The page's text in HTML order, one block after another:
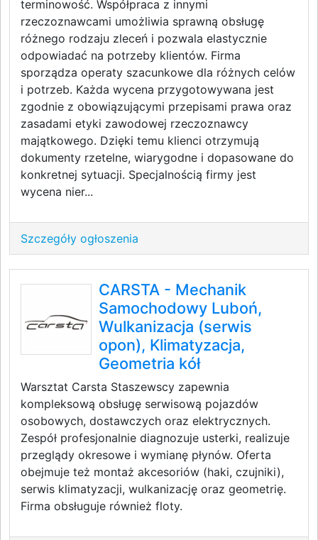
terminowość. Współpraca z innymi
rzeczoznawcami umożliwia sprawną obsługę
różnego rodzaju zleceń i pozwala elastycznie
odpowiadać na potrzeby klientów. Firma
sporządza operaty szacunkowe dla różnych celów
i potrzeb. Każda wycena przygotowywana jest
zgodnie z obowiązującymi przepisami prawa oraz
zasadami etyki zawodowej rzeczoznawcy
majątkowego. Dzięki temu klienci otrzymują
dokumenty rzetelne, wiarygodne i dopasowane do
konkretnej sytuacji. Specjalnością firmy jest
wycena nier...
Szczegóły ogłoszenia
CARSTA - Mechanik
Samochodowy Luboń,
Wulkanizacja (serwis
opon), Klimatyzacja,
Geometria kół
Warsztat Carsta Staszewscy zapewnia
kompleksową obsługę serwisową pojazdów
osobowych, dostawczych oraz elektrycznych.
Zespół profesjonalnie diagnozuje usterki, realizuje
przeglądy okresowe i wymianę płynów. Oferta
obejmuje też montaż akcesoriów (haki, czujniki),
serwis klimatyzacji, wulkanizację oraz geometrię.
Firma obsługuje również floty.